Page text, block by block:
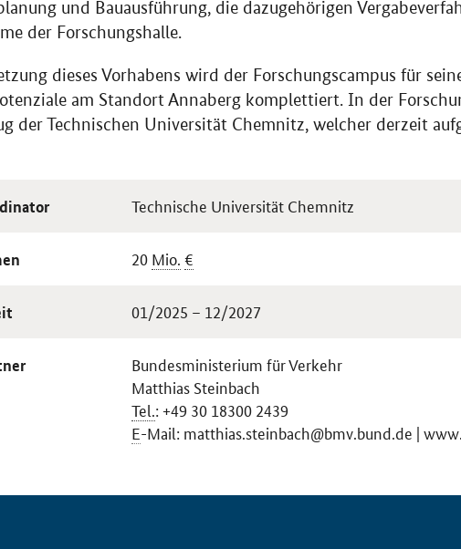
und Bauausführung, die dazugehörigen
der Forschungshalle.
dieses Vorhabens wird der Forschungscampus für
am Standort Annaberg komplettiert. In der
der Technischen Universität Chemnitz, welcher derzeit
Technische Universität Chemnitz
20 Mio. €
01/2025 – 12/2027
Bundesministerium für Verkehr
Matthias Steinbach
Tel.: +49 30 18300 2439
E-Mail: matthias.steinbach@bmv.bund.de |